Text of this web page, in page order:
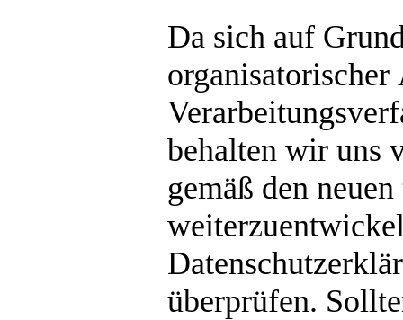
Da sich auf
organisatorischer
behalten wir uns
gemäß den
überprüfen.